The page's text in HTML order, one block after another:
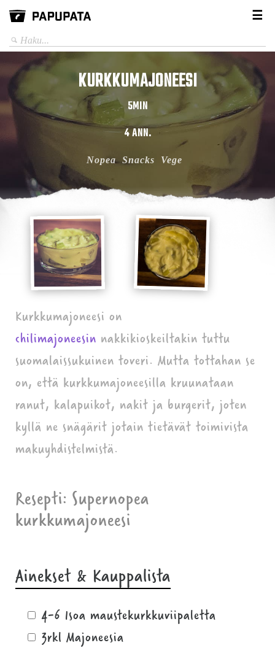
☰
KURKKUMAJONEESI
5MIN
4 ANN.
Nopea Snacks Vege
Kurkkumajoneesi on
chilimajoneesin nakkikioskeiltakin tuttu
suomalaissukuinen toveri. Mutta tottahan se
on, että kurkkumajoneesilla kruunataan
ranut, kalapuikot, nakit ja burgerit, joten
kyllä ne snägärit jotain tietävät toimivista
makuyhdistelmistä.
Resepti: Supernopea
kurkkumajoneesi
Ainekset & Kauppalista
4-6 Isoa maustekurkkuviipaletta
3rkl Majoneesia